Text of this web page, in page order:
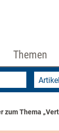
Themen
zum Thema